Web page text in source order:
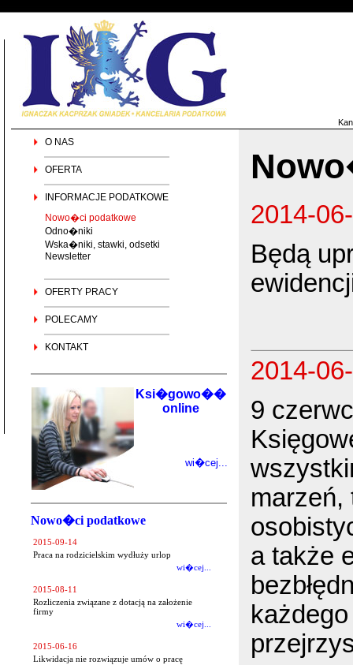
O NAS
OFERTA
INFORMACJE PODATKOWE
Nowo�ci podatkowe
Odno�niki
Wska�niki, stawki, odsetki
Newsletter
OFERTY PRACY
POLECAMY
KONTAKT
Ksi�gowo��
online
wi�cej...
Nowo�ci podatkowe
2015-09-14
Praca na rodzicielskim wydłuży urlop
wi�cej...
2015-08-11
Rozliczenia związane z dotacją na założenie
firmy
wi�cej...
2015-06-16
Likwidacja nie rozwiązuje umów o pracę
2014-
Będą
2014-
9
marzeń,
a także